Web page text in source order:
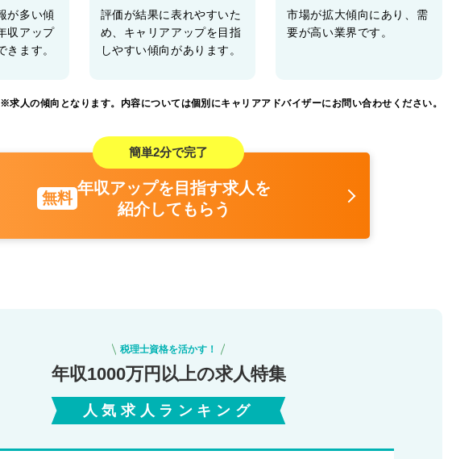
が多い傾
収アップ
きます。
評価が結果に表れやすいた
め、キャリアアップを目指
しやすい傾向があります。
市場が拡大傾向にあり、需
要が高い業界です。
※求人の傾向となります。内容については個別にキャリアアドバイザーにお問い合わせください。
簡単2分で完了
年収アップを目指す求人を
紹介してもらう
税理士資格を活かす！
年収1000万円以上の求人特集
人気求人ランキング